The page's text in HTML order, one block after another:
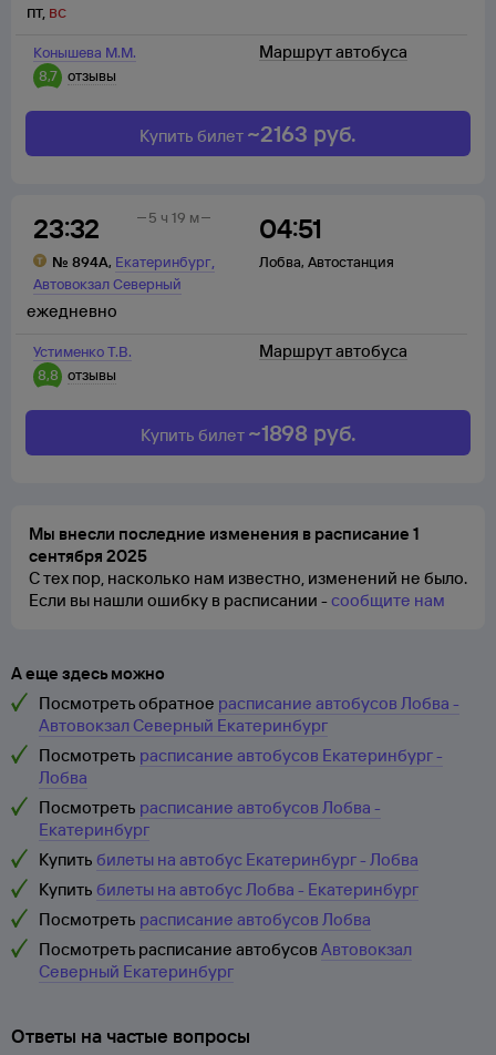
Конышева М.М.
8,7 отзывы
пт, вс
Маршрут автобуса
Купить билет ~2163 руб.
23:32
№ 894А, Екатеринбург,
Автовокзал Северный
04:51
Лобва, Автостанция
5 ч 19 м
Устименко Т.В.
8,8 отзывы
ежедневно
Маршрут автобуса
Купить билет ~1898 руб.
Мы внесли последние изменения в расписание 1
сентября 2025
С тех пор, насколько нам известно, изменений не было.
Если вы нашли ошибку в расписании -сообщите нам
А еще здесь можно
Посмотреть обратное расписание автобусов Лобва -
Автовокзал Северный Екатеринбург
Посмотреть расписание автобусов Екатеринбург -
Лобва
Посмотреть расписание автобусов Лобва -
Екатеринбург
Купить билеты на автобус Екатеринбург - Лобва
Купить билеты на автобус Лобва - Екатеринбург
Посмотреть расписание автобусов Лобва
Посмотреть расписание автобусовАвтовокзал
Северный Екатеринбург
Ответы на частые вопросы